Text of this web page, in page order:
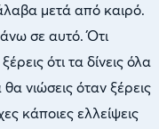
μετά από καιρό.
σε αυτό. Ότι
ότι τα δίνεις όλα
νιώσεις όταν ξέρεις
κάποιες ελλείψεις